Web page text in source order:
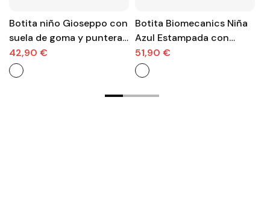
Botita niño Gioseppo con
suela de goma y puntera
reforzada, diseño de
muñecos
42,90 €
Botita Biomecanics Niña
Azul Estampada con
Velcro – Línea Wider
51,90 €